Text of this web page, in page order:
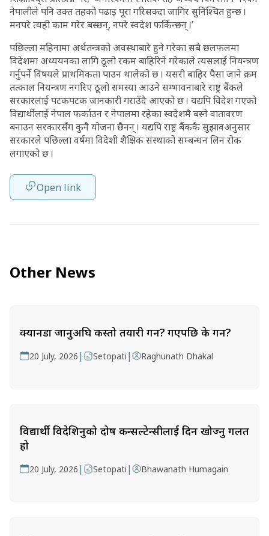
नेपालीले पनि उक्त तहको पढाइ पूरा गरिसक्दा जागिर सुनिश्चित हुन्छ ।
मनपरे त्यही काम गरेर बस्छन्, नपरे स्वदेश फर्किन्छन् ।’
पछिल्ला महिनामा अर्थतन्त्रको अवस्थाबारे हुने गरेका सबै छलफलमा
विदेशमा अध्ययनका लागि ठूलो रकम बाहिरिने गरेकाले त्यसलाई नियन्त्रण
गर्नुपर्ने विषयले प्राथमिकता पाउन थालेको छ । यसरी बाहिर पैसा जाने क्रम
तत्काल नियन्त्रण नगरिए ठूलो समस्या आउने सम्भावनाबारे राष्ट्र बैंकले
सरकारलाई पटकपटक जानकारी गराउँदै आएको छ । यद्यपि विदेश गएको
विद्यार्थीलाई नेपाल फर्काउन र नेपालमा रहेका स्वदेशमै बस्ने वातावरण
बनाउन सरकारसँग कुनै योजना छैनन् । यद्यपि राष्ट्र बैंककै सुझावअनुसार
सरकारले पछिल्ला वर्षमा विदेशी शैक्षिक संस्थाको सम्बन्धन लिन रोक
लगाएको छ ।
Open link
Other News
क्यानडा जानुअघि कस्तो तयारी गर्ने? गएपछि के गर्ने?
20 July, 2026 | Setopati | Raghunath Dhakal
विद्यार्थी विदेशिनुको दोष कन्सल्टेन्सीलाई दिन खोज्नु गलत
हो
20 July, 2026 | Setopati | Bhawanath Humagain